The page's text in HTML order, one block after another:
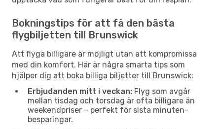
Bokningstips för att få den bästa
flygbiljetten till Brunswick
Att flyga billigare är möjligt utan att kompromissa
med din komfort. Här är några smarta tips som
hjälper dig att boka billiga biljetter till Brunswick:
Erbjudanden mitt i veckan: Flyg som avgår
mellan tisdag och torsdag är ofta billigare än
weekendpriser – perfekt för sista minuten-
besparingar.